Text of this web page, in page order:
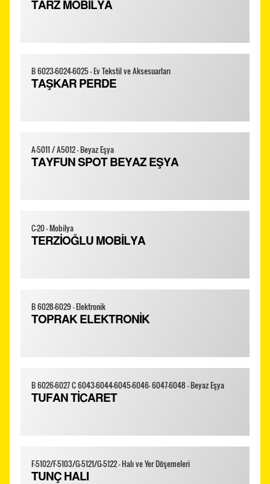
TARZ MOBİLYA
B 6023-6024-6025 - Ev Tekstil ve Aksesuarları
TAŞKAR PERDE
A-5011 / A5012 - Beyaz Eşya
TAYFUN SPOT BEYAZ EŞYA
C-20 - Mobilya
TERZİOĞLU MOBİLYA
B 6028-6029 - Elektronik
TOPRAK ELEKTRONİK
B 6026-6027 C 6043-6044-6045-6046- 6047-6048 - Beyaz Eşya
TUFAN TİCARET
F-5102/F-5103/G-5121/G-5122 - Halı ve Yer Döşemeleri
TUNÇ HALI